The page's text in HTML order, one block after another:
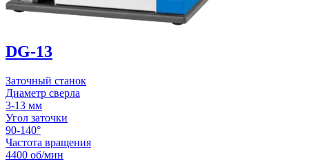
DG-13
Заточный станок
Диаметр сверла
3-13 мм
Угол заточки
90-140°
Частота вращения
4400 об/мин